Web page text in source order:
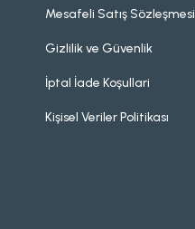
Mesafeli Satış Sözleşmesi
Gizlilik ve Güvenlik
İptal İade Koşullari
Kişisel Veriler Politikası